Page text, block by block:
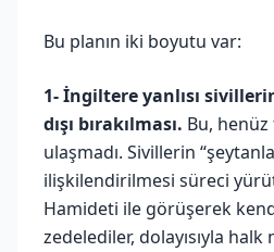
Bu planın iki boyutu var:
1-İngiltere yanlısı
dışı bırakılması. Bu,
ulaşmadı. Sivillerin
ilişkilendirilmesi süreci
Hamideti ile görüşerek
zedelediler, dolayısıyla halk